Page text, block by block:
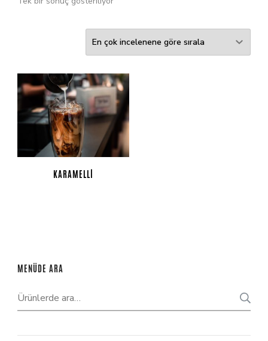
KARAMELLI
MENÜDE ARA